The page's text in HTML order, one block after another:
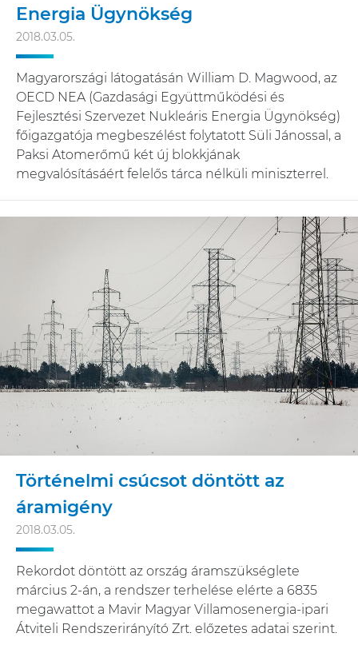
Energia Ügynökség
2018.03.05.
Magyarországi látogatásán William D. Magwood, az
OECD NEA (Gazdasági Együttműködési és
Fejlesztési Szervezet Nukleáris Energia Ügynökség)
főigazgatója megbeszélést folytatott Süli Jánossal, a
Paksi Atomerőmű két új blokkjának
megvalósításáért felelős tárca nélküli miniszterrel.
Történelmi csúcsot döntött az
áramigény
2018.03.05.
Rekordot döntött az ország áramszükséglete
március 2-án, a rendszer terhelése elérte a 6835
megawattot a Mavir Magyar Villamosenergia-ipari
Átviteli Rendszerirányító Zrt. előzetes adatai szerint.